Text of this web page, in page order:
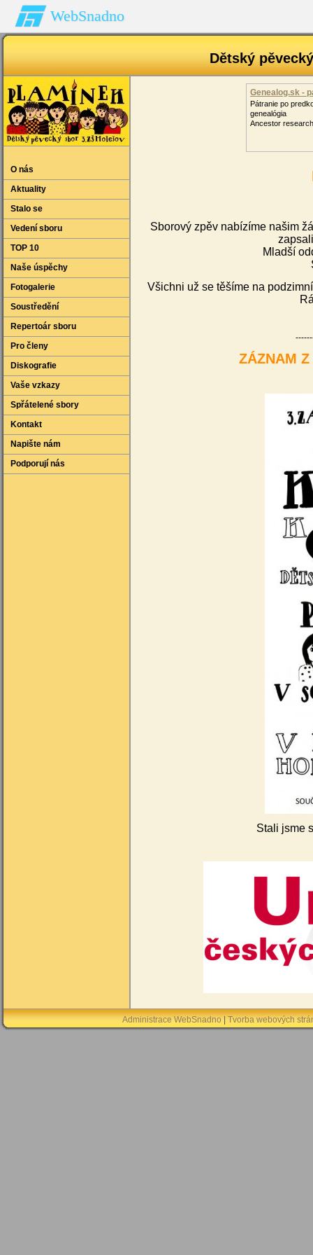
WebSnadno
Dětský
O nás
Aktuality
Stalo se
Vedení sboru
TOP 10
Naše úspěchy
Fotogalerie
Soustředění
Repertoár sboru
Pro členy
Diskografie
Vaše vzkazy
Spřátelené sbory
Kontakt
Napište nám
Podporují nás
Genealog.sk -
Pátranie po
genealógia
Ancestor
Sborový zpěv nabízíme našim
Mladší
Všichni už se těšíme na
ZÁZNAM
Stali jsme
Administrace WebSnadno Tvorba webových